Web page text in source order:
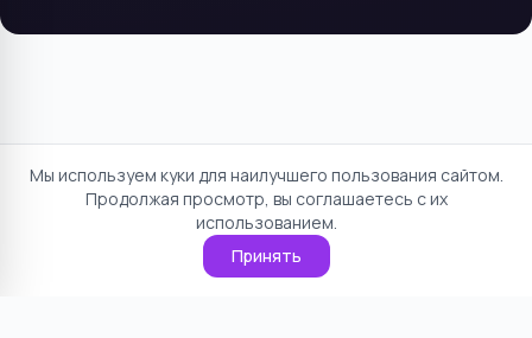
Мы используем куки для наилучшего пользования сайтом.
Продолжая просмотр, вы соглашаетесь с их
использованием.
Принять